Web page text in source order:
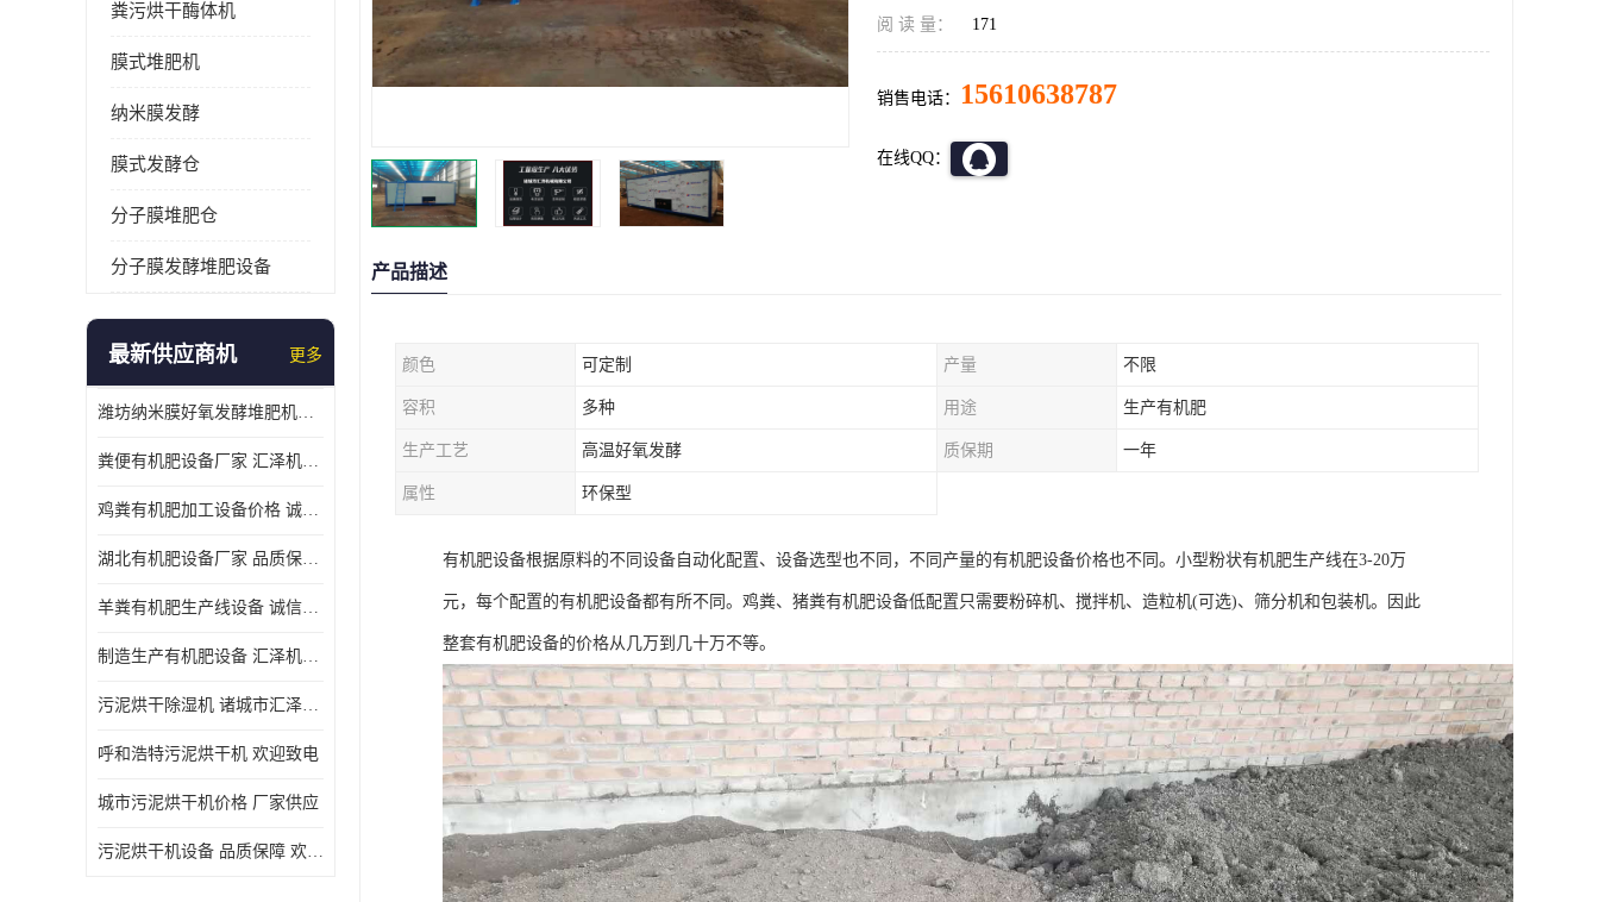
粪污烘干酶体机
膜式堆肥机
纳米膜发酵
膜式发酵仓
分子膜堆肥仓
分子膜发酵堆肥设备
最新供应商机 更多
潍坊纳米膜好氧发酵堆肥机定制
粪便有机肥设备厂家 汇泽机械 免费报价
鸡粪有机肥加工设备价格 诚信卖家 致电了解
湖北有机肥设备厂家 品质保障 欢迎咨询
羊粪有机肥生产线设备 诚信卖家 致电了解
制造生产有机肥设备 汇泽机械 免费报价
污泥烘干除湿机 诸城市汇泽机械有限公司
呼和浩特污泥烘干机 欢迎致电
城市污泥烘干机价格 厂家供应
污泥烘干机设备 品质保障 欢迎咨询
阅 读 量： 171
销售电话： 15610638787
在线QQ：
产品描述
颜色 可定制 产量 不限
容积 多种 用途 生产有机肥
生产工艺 高温好氧发酵 质保期 一年
属性 环保型
有机肥设备根据原料的不同设备自动化配置、设备选型也不同，不同产量的有机肥设备价格也不同。小型粉状有机肥生产线在3-20万
元，每个配置的有机肥设备都有所不同。鸡粪、猪粪有机肥设备低配置只需要粉碎机、搅拌机、造粒机(可选)、筛分机和包装机。因此
整套有机肥设备的价格从几万到几十万不等。